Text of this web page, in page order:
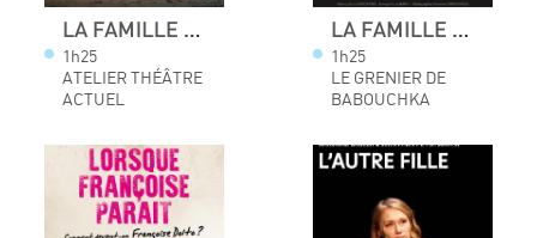
LA FAMILLE ORTIZ
1h25
ATELIER THÉÂTRE
ACTUEL
LA FAMILLE ORTIZ
1h25
LE GRENIER DE
BABOUCHKA